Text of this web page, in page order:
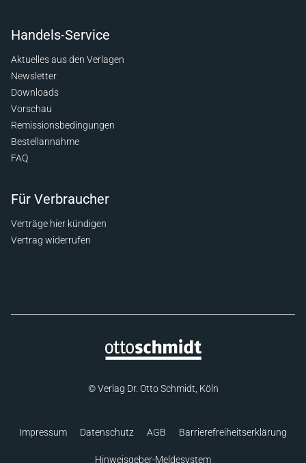
Handels-Service
Aktuelles aus den Verlagen
Newsletter
Downloads
Vorschau
Remissionsbedingungen
Bestellannahme
FAQ
Für Verbraucher
Verträge hier kündigen
Vertrag widerrufen
© Verlag Dr. Otto Schmidt, Köln
Impressum Datenschutz AGB Barrierefreiheitserklärung
Hinweisgeber-Meldesystem